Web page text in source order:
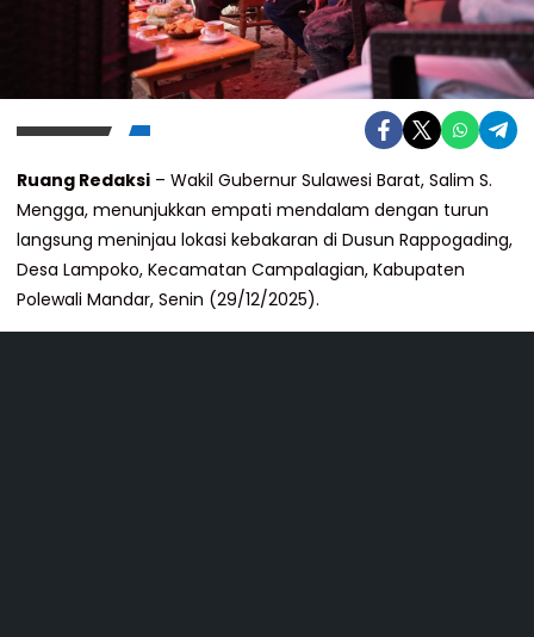
Ruang Redaksi – Wakil Gubernur Sulawesi Barat, Salim S.
Mengga, menunjukkan empati mendalam dengan turun
langsung meninjau lokasi kebakaran di Dusun Rappogading,
Desa Lampoko, Kecamatan Campalagian, Kabupaten
Polewali Mandar, Senin (29/12/2025).